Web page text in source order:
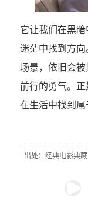
它让我们在黑
迷茫中找到方
场景，依旧会
前行的勇气。
在生活中找到属
- 出处：经典电影典藏